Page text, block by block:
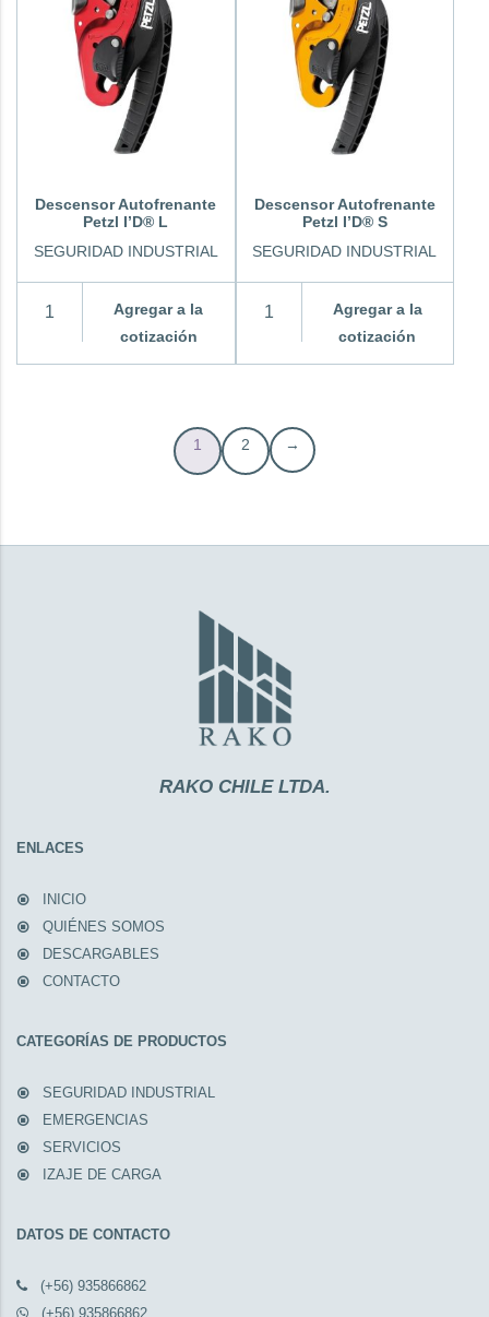
Descensor Autofrenante
Petzl I’D® L
SEGURIDAD INDUSTRIAL
Agregar a la
cotización
Descensor Autofrenante
Petzl I’D® S
SEGURIDAD INDUSTRIAL
Agregar a la
cotización
1 2 →
RAKO CHILE LTDA.
ENLACES
INICIO
QUIÉNES SOMOS
DESCARGABLES
CONTACTO
CATEGORÍAS DE PRODUCTOS
SEGURIDAD INDUSTRIAL
EMERGENCIAS
SERVICIOS
IZAJE DE CARGA
DATOS DE CONTACTO
(+56) 935866862
(+56) 935866862